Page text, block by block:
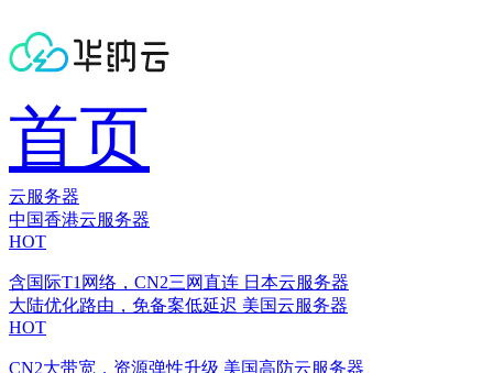
首页
云服务器
中国香港云服务器
HOT
含国际T1网络，CN2三网直连 日本云服务器
大陆优化路由，免备案低延迟 美国云服务器
HOT
CN2大带宽，资源弹性升级 美国高防云服务器